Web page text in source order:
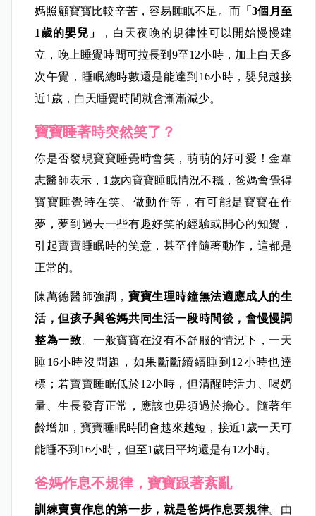
媽照顧寶寶比較辛苦，容易睡眠不足。而「3個月至
1歲的嬰兒」
，白天夜晚的規律性可以開始慢慢建
立，晚上睡覺時間可拉長到9至12小時，加上白天多
次午覺，睡眠總時數還是能達到16小時，嬰兒越接
近1歲，白天睡覺時間就會漸漸減少。
寶寶睡著時突然笑了？
你是否發現寶寶睡覺時會笑，萌萌的好可愛！金韋
志醫師表示，1歲內寶寶睡眠情況不穩，爸媽會覺得
寶寶睡覺時在笑、做動作等，有可能是寶寶在作
夢，夢到過去一些有趣好笑的經驗或開心的知覺，
引起寶寶睡眠時的笑意，甚至伴隨著動作，這都是
正常的。
陳萬德醫師強調， 寶寶生理時鐘無法適應成人的生
活，但孩子與爸媽共同生活一段時間後，會慢慢調
整為一致。一般寶寶在沒有不舒服的情況下，一天
睡16小時沒問題，如果斷斷續續睡到12小時也達
標；若寶寶睡眠低於12小時，但清醒時活力、喝奶
量、生長發育正常，應該也毋須過於擔心。隨著年
齡增加，寶寶睡眠時間會越來越短，接近1歲一天可
能睡不到16小時，但至1歲日平均還是有12小時。
爸媽作息不規律，寶寶跟著紊亂
訓練寶寶作息的第一步，就是爸媽作息要規律。由